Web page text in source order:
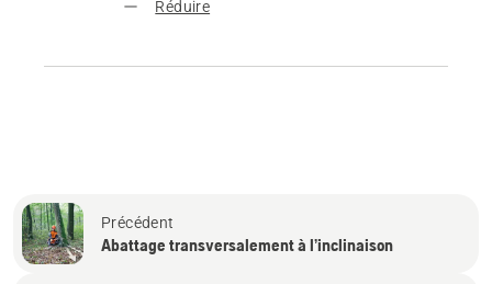
Réduire
Précédent
Abattage transversalement à l’inclinaison